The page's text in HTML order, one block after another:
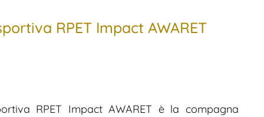
RPET Impact AWARET
RPET Impact AWARET è la compagna